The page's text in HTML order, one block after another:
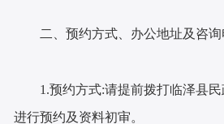
二、预约方式、办公地址及咨
1.预约方式:请提前拨打临泽县
进行预约及资料初审。